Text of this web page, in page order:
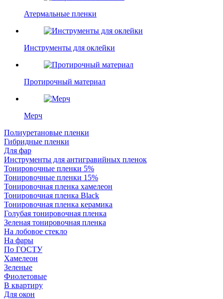
Атермальные пленки
Инструменты для оклейки
Протирочный материал
Мерч
Полиуретановые пленки
Гибридные пленки
Для фар
Инструменты для антигравийных пленок
Тонировочные пленки 5%
Тонировочные пленки 15%
Тонировочная пленка хамелеон
Тонировочная пленка Black
Тонировочная пленка керамика
Голубая тонировочная пленка
Зеленая тонировочная пленка
На лобовое стекло
На фары
По ГОСТУ
Хамелеон
Зеленые
Фиолетовые
В квартиру
Для окон